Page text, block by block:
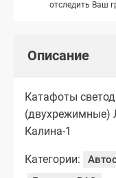
отследить Ваш
Описание
Катафоты
(двухрежимные)
Калина-1
Категории: